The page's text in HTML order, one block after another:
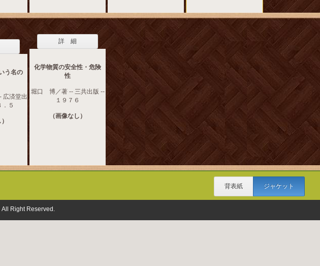
う名の
広済堂出
．５
詳 細
化学物質の安全性・危険
性
堀口 博／著 -- 三共出版 --
１９７６
（画像なし）
背表紙 ジャケット
Right Reserved.